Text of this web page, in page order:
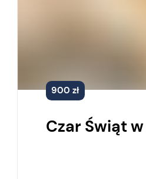
900 zł
Czar Świąt